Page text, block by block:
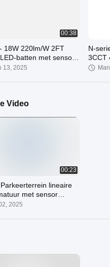
00:38
18W 220lm/W 2FT
batten met sensor
daglicht wit
13, 2025
N-
3CCT
Video
00:23
lineaire
met sensor
2025